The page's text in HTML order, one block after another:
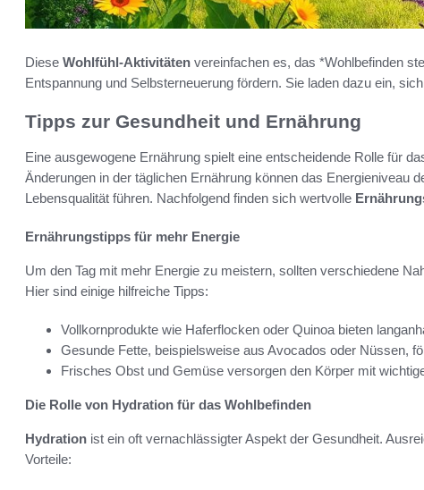
Diese Wohlfühl-Aktivitäten vereinfachen es, das *Wohlbefinden
Entspannung und Selbsterneuerung fördern. Sie laden dazu ein,
Tipps zur Gesundheit und Ernährung
Eine ausgewogene Ernährung spielt eine entscheidende Rolle für
Änderungen in der täglichen Ernährung können das Energieniveau
Lebensqualität führen. Nachfolgend finden sich wertvolle
Ernährungstipps für mehr Energie
Um den Tag mit mehr Energie zu meistern, sollten verschiedene
Hier sind einige hilfreiche Tipps:
Vollkornprodukte wie Haferflocken oder Quinoa bieten
Gesunde Fette, beispielsweise aus Avocados oder Nüssen,
Frisches Obst und Gemüse versorgen den Körper mit
Die Rolle von Hydration für das Wohlbefinden
Hydration ist ein oft vernachlässigter Aspekt der Gesundheit.
Vorteile: